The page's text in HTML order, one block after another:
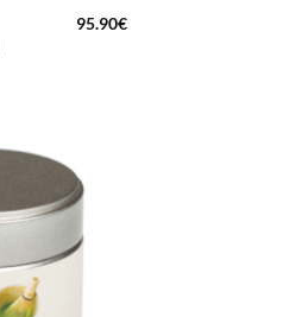
95.90€
Lisa
lemmikuks